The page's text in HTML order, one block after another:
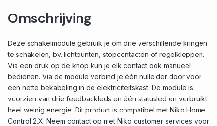
Omschrijving
Deze schakelmodule gebruik je om drie verschillende kringen
te schakelen, bv. lichtpunten, stopcontacten of regelkleppen.
Via een druk op de knop kun je elk contact ook manueel
bedienen. Via de module verbind je één nulleider door voor
een nette bekabeling in de elektriciteitskast. De module is
voorzien van drie feedbackleds en één statusled en verbruikt
heel weinig energie. Dit product is compatibel met Niko Home
Control 2.X. Neem contact op met Niko customer services voor